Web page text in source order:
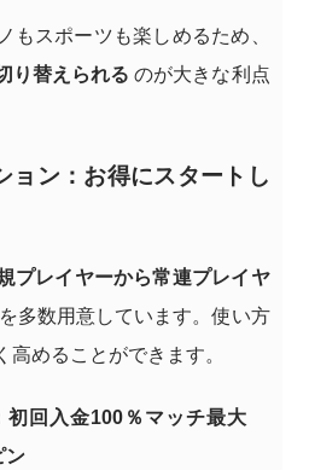
もスポーツも楽しめるため、
り替えられる のが大きな利点
ョン：お得にスタートし
プレイヤーから常連プレイヤ
を多数用意しています。使い方
めることができます。
初回入金100％マッチ最大
ン